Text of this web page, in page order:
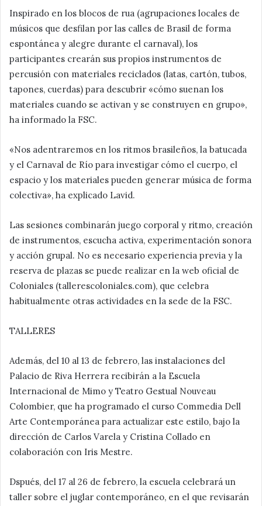
Inspirado en los blocos de rua (agrupaciones locales de
músicos que desfilan por las calles de Brasil de forma
espontánea y alegre durante el carnaval), los
participantes crearán sus propios instrumentos de
percusión con materiales reciclados (latas, cartón, tubos,
tapones, cuerdas) para descubrir «cómo suenan los
materiales cuando se activan y se construyen en grupo»,
ha informado la FSC.
«Nos adentraremos en los ritmos brasileños, la batucada
y el Carnaval de Río para investigar cómo el cuerpo, el
espacio y los materiales pueden generar música de forma
colectiva», ha explicado Lavid.
Las sesiones combinarán juego corporal y ritmo, creación
de instrumentos, escucha activa, experimentación sonora
y acción grupal. No es necesario experiencia previa y la
reserva de plazas se puede realizar en la web oficial de
Coloniales (tallerescoloniales.com), que celebra
habitualmente otras actividades en la sede de la FSC.
TALLERES
Además, del 10 al 13 de febrero, las instalaciones del
Palacio de Riva Herrera recibirán a la Escuela
Internacional de Mimo y Teatro Gestual Nouveau
Colombier, que ha programado el curso Commedia Dell
Arte Contemporánea para actualizar este estilo, bajo la
dirección de Carlos Varela y Cristina Collado en
colaboración con Iris Mestre.
Dspués, del 17 al 26 de febrero, la escuela celebrará un
taller sobre el juglar contemporáneo, en el que revisarán